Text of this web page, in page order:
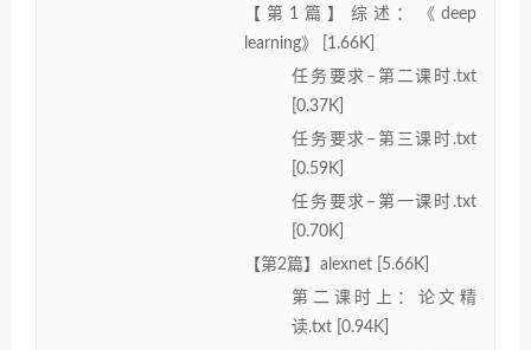
【第1篇】综述：《deep
learning》 [1.66K]
任务要求–第二课时.txt
[0.37K]
任务要求–第三课时.txt
[0.59K]
任务要求–第一课时.txt
[0.70K]
【第2篇】alexnet [5.66K]
第二课时上：论文精
读.txt [0.94K]